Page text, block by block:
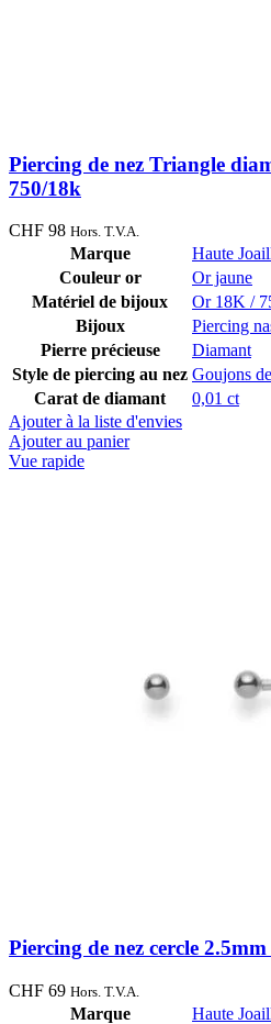
Piercing de nez Triangle
750/18k
CHF 98 Hors. T.V.A.
Marque
Haute
Couleur or
Or jaune
Matériel de bijoux
Or 18K /
Bijoux
Piercing
Pierre précieuse
Diamant
Style de piercing au nez Goujons
Carat de diamant
0,01 ct
Ajouter à la liste d'envies
Ajouter au panier
Vue rapide
Piercing de nez cercle
CHF 69 Hors. T.V.A.
Marque
Haute